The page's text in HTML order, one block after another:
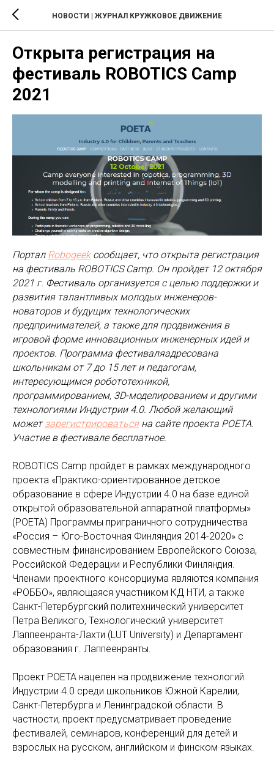
НОВОСТИ | ЖУРНАЛ КРУЖКОВОЕ ДВИЖЕНИЕ
Открыта регистрация на
фестиваль ROBOTICS Camp
2021
Портал Robogeekсообщает, что открыта регистрация
на фестиваль ROBOTICS Camp. Он пройдет 12 октября
2021 г. Фестиваль организуется с целью поддержки и
развития талантливых молодых инженеров-
новаторов и будущих технологических
предпринимателей, а также для продвижения в
игровой форме инновационных инженерных идей и
проектов. Программа фестиваляадресована
школьникам от 7 до 15 лет и педагогам,
интересующимся робототехникой,
программированием, 3D-моделированием и другими
технологиями Индустрии 4.0. Любой желающий
можетзарегистрироватьсяна сайте проекта POETA.
Участие в фестивале бесплатное.
ROBOTICS Camp пройдет в рамках международного
проекта «Практико-ориентированное детское
образование в сфере Индустрии 4.0 на базе единой
открытой образовательной аппаратной платформы»
(POETA) Программы приграничного сотрудничества
«Россия – Юго-Восточная Финляндия 2014-2020» с
совместным финансированием Европейского Союза,
Российской Федерации и Республики Финляндия.
Членами проектного консорциума являются компания
«РОББО», являющаяся участником КД НТИ, а также
Санкт-Петербургский политехнический университет
Петра Великого, Технологический университет
Лаппеенранта-Лахти (LUT University) и Департамент
образования г. Лаппеенранты.
Проект POETA нацелен на продвижение технологий
Индустрии 4.0 среди школьников Южной Карелии,
Санкт-Петербурга и Ленинградской области. В
частности, проект предусматривает проведение
фестивалей, семинаров, конференций для детей и
взрослых на русском, английском и финском языках.